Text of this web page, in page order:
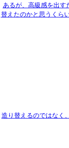
あるが、高級感を出す
替えたのかと思うくら
造り替えるのではなく